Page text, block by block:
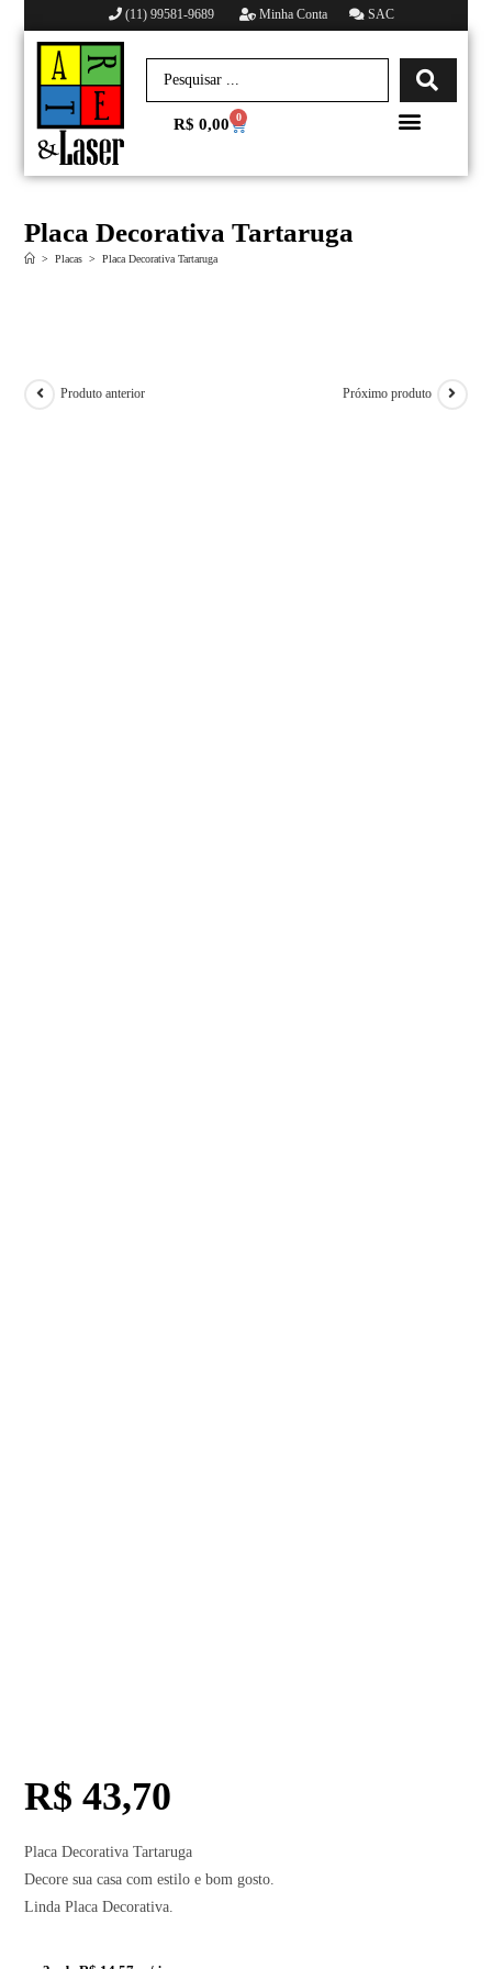
(11) 99581-9689 Minha Conta SAC
R$ 0,00 0
Placa Decorativa Tartaruga
> Placas > Placa Decorativa Tartaruga
Produto anterior Próximo produto
R$ 43,70
Placa Decorativa Tartaruga
Decore sua casa com estilo e bom gosto.
Linda Placa Decorativa.